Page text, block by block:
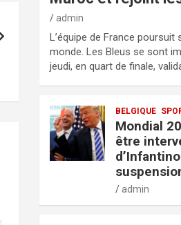
admin
L’équipe de France
monde. Les Bleus se sont
jeudi, en quart de finale,
BELGIQUE
Mondial
être
admin